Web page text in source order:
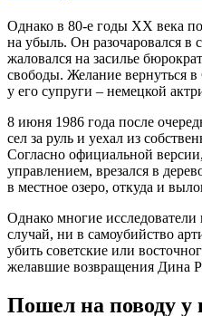
Однако в 80-е годы ХХ века
на убыль. Он разочаровался в
жаловался на засилье
свободы. Желание вернуться
у его супруги – немецкой
8 июня 1986 года после
сел за руль и уехал из
Согласно официальной
управлением, врезался в
в местное озеро, откуда и
Однако многие исследователи
случай, ни в самоубийство
убить советские или
желавшие возвращения Дина
Пошел на поводу